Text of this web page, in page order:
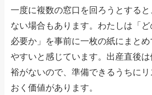
一度に複数の窓口を回ろうとすると
ない場合もあります。わたしは「
必要か」を事前に一枚の紙にまとめ
やすいと感じています。出産直後
裕がないので、準備できるうちに
おく価値があります。